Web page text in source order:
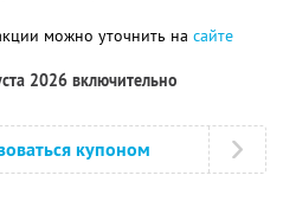
можно уточнить на сайте
2026 включительно
купоном